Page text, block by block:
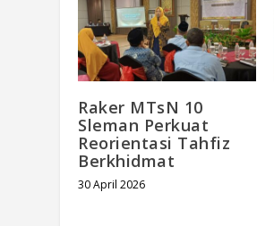
Raker MTsN 10
Sleman Perkuat
Reorientasi Tahfiz
Berkhidmat
30 April 2026